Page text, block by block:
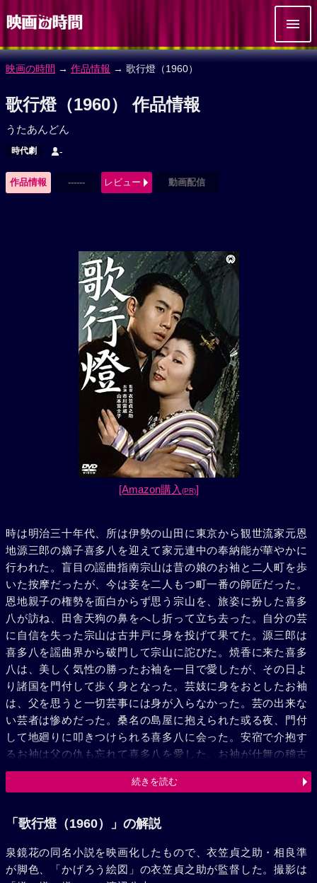
映画の時間 → 作品情報 → 歌行燈（1960）
歌行燈（1960） 作品情報
うたあんどん
時代劇 -
作品情報 ------ レビュー 動画配信
[Amazon購入 (PR)]
時は明治三十年代、所は伊勢の山田に東京から観世流家元恩
地源三郎の嫡子喜多八を迎えて家元連中の奉納能が華やかに
行われた。盲目の謡曲指南宗山は昔の娘のお袖と二人町を歩
いた按摩だったが、今は妾を二人もつ町一番の師匠だった。
恩地親子の権勢を面白からず思う宗山を、旅姿に扮した喜多
八が訪ね、田舎天狗の鼻をへし折って立ち去った。自分の芸
に自信を失った宗山は古井戸に身を投げて果てた。源三郎は
喜多八を謡曲界から破門して宗山に詑びた。焼香に来た喜多
八は、美しく気性の勝ったお袖を一目で愛したが、その日よ
り諸国を門付して歩く身となった。芸妓に身をおとしたお袖
は、父を思うと一切芸事には身が入らなかった。芸の出来な
い芸者は惨めだった。桑名の島屋に抱えられた或る夜、門付
して地廻りに叩きつけられる喜多八に会った。安宿で介抱す
るお袖は父の仇も忘れて喜多八を愛した。お袖が仕舞の稽古
を頼むと、以来父より謡を禁じられた喜多八は喜んで引受け
た。早暁の裏山で二人のきびしい稽古は続いた。そして、お
まる日だった。お袖に睦屋の旦那の身請け話が起った。地廻
た。絶望したお袖は覚悟の殺鼠剤を帯にはさむと睦屋の座敷
に出向いた。睦屋は急用で出かけた後だった。お袖が別の座
続きを読む
「歌行燈（1960）」の解説
泉鏡花の同名小説を映画化したもので、衣笠貞之助・相良準
が脚色、「かげろう絵図」の衣笠貞之助が監督した。撮影は